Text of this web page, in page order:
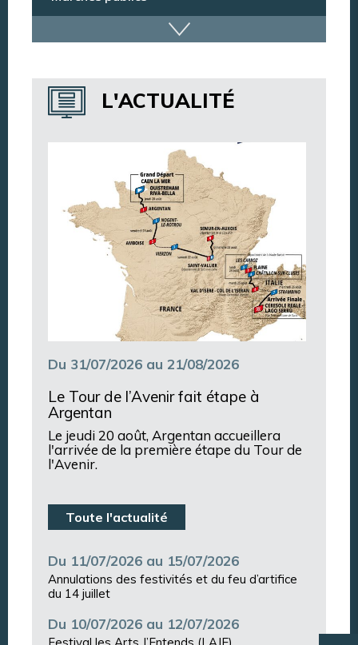
Dispositif de vidéoprotection
Annuaire des services
Annuaire des associations
Argentan Aujourd’hui
L'ACTUALITÉ
Du 31/07/2026 au 21/08/2026
Le Tour de l’Avenir fait étape à
Argentan
Le jeudi 20 août, Argentan accueillera
l'arrivée de la première étape du Tour de
l'Avenir.
Toute l'actualité
Du 11/07/2026 au 15/07/2026
Annulations des festivités et du feu d’artifice
du 14 juillet
Du 10/07/2026 au 12/07/2026